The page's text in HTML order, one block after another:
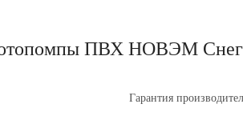
ПВХ НОВЭМ
Гарантия